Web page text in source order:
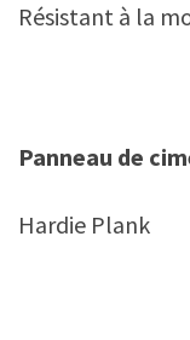
Résistant à la
Panneau de
Hardie Plank